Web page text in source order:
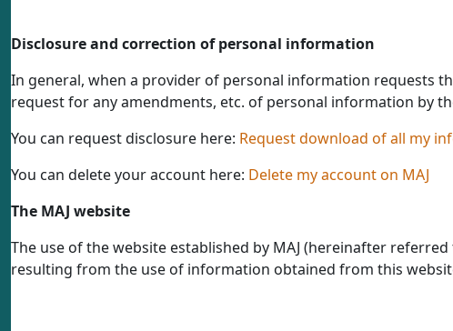
Disclosure and correction of personal information
In general, when a provider of personal information requests
request for any amendments, etc. of personal information by
You can request disclosure here: Request download of all my
You can delete your account here: Delete my account on MAJ
The MAJ website
The use of the website established by MAJ (hereinafter
resulting from the use of information obtained from this